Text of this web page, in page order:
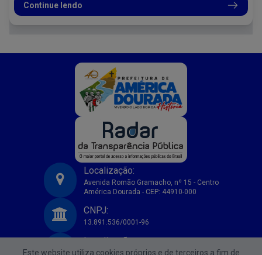
Continue lendo
Prefeitura Municipal de America Dourada-BA
Localização:
Avenida Romão Gramacho, nº 15 - Centro
América Dourada - CEP: 44910-000
CNPJ:
13.891.536/0001-96
Localização:
Avenida Romão Gramacho, nº 15 - Centro
Este website utiliza cookies próprios e de terceiros a fim de